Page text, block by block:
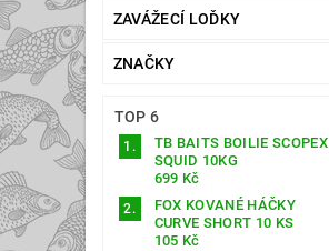
ZAVÁŽECÍ LOĎKY
ZNAČKY
TOP 6
TB BAITS BOILIE SCOPEX
SQUID 10KG
699 Kč
FOX KOVANÉ HÁČKY
CURVE SHORT 10 KS
105 Kč